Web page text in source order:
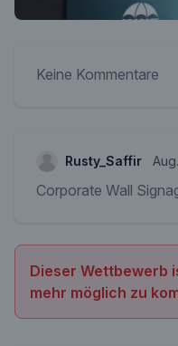
Keine Kommentare
Rusty_Saffir
Corporate Wall
Dieser Wettbewerb
mehr möglich zu